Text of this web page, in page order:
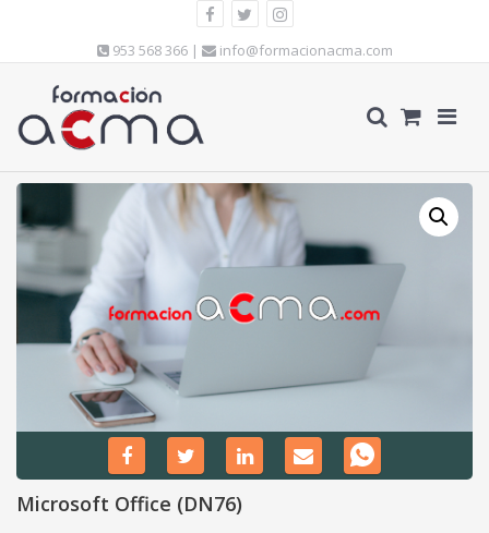
953 568 366 | info@formacionacma.com
Microsoft Office (DN76)